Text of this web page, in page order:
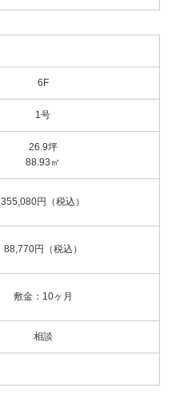
6F
1号
26.9坪
88.93㎡
355,080円（税込）
88,770円（税込）
敷金：10ヶ月
相談